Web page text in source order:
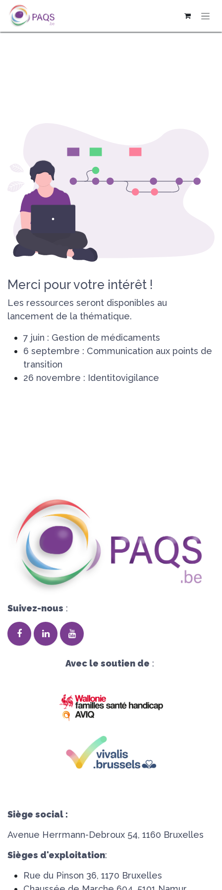
SE RENDRE AU CONTENU
Merci pour votre intérêt !
Les ressources seront disponibles au
lancement de la thématique.
7 juin : Gestion de médicaments
6 septembre : Communication aux points de
transition
26 novembre : Identitovigilance
Suivez-nous :
Avec le soutien de :
Siège social :
Avenue Herrmann-Debroux 54, 1160 Bruxelles
Sièges d'exploitation:
Rue du Pinson 36, 1170 Bruxelles